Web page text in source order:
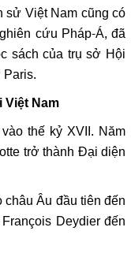
Việt Nam cũng có
cứu Pháp-Á, đã
sách của trụ sở Hội
Nam
thế kỷ XVII. Năm
trở thành Đại diện
Âu đầu tiên đến
Deydier đến